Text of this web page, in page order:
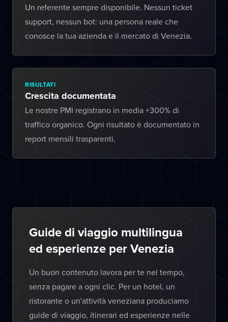
Un referente sempre disponibile. Nessun ticket
support, nessun bot: una persona reale che
conosce la tua azienda e il mercato di Venezia.
RISULTATI
Crescita documentata
Le nostre PMI registrano in media +300% di
traffico organico. Ogni risultato è documentato in
report mensili trasparenti.
Guide di viaggio multilingua
ed esperienze per Venezia
Un buon contenuto lavora per te nel tempo,
senza pagare a ogni clic. Per un hotel, un
ristorante o un'attività veneziana produciamo
guide di viaggio, itinerari ed esperienze nelle